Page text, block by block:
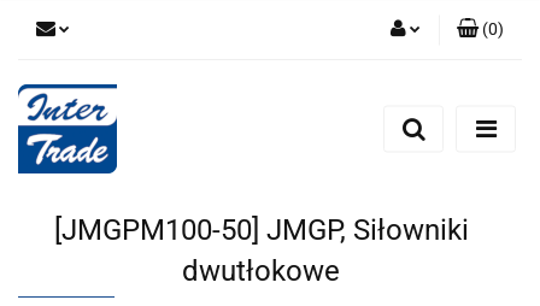
Zarejestruj się
(0)
[JMGPM100-50] JMGP, Siłowniki
dwutłokowe